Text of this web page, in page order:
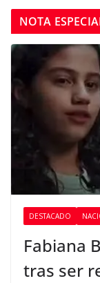
NOTA
DESTACADO
Fabiana
tras ser